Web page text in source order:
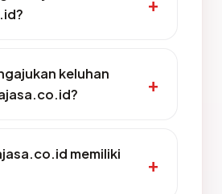
keluhan
memiliki